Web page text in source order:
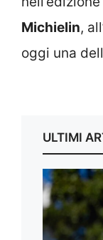
Michielin,
oggi una
ULTIMI